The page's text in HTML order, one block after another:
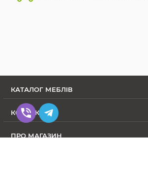
КАТАЛОГ МЕБЛІВ
КОНТАКТИ
ПРО МАГАЗИН